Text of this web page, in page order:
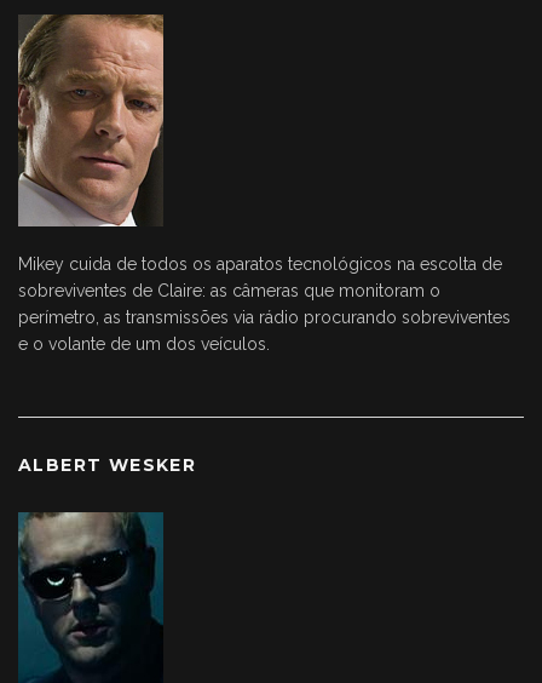
Mikey cuida de todos os aparatos tecnológicos na escolta de
sobreviventes de Claire: as câmeras que monitoram o
perímetro, as transmissões via rádio procurando sobreviventes
e o volante de um dos veículos.
ALBERT WESKER